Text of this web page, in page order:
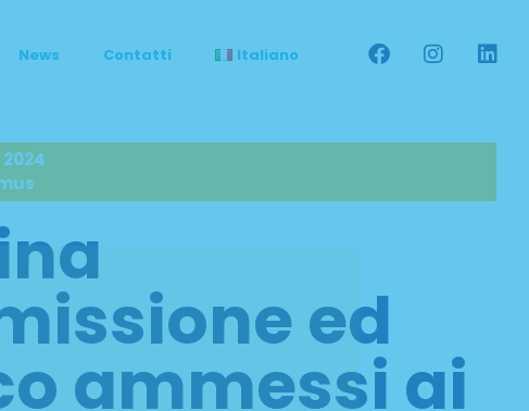
News Contatti Italiano
ed
ammessi ai